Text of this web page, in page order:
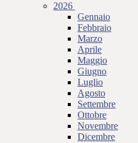
2026
Gennaio
Febbraio
Marzo
Aprile
Maggio
Giugno
Luglio
Agosto
Settembre
Ottobre
Novembre
Dicembre